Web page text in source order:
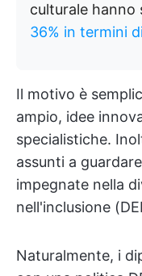
culturale hanno
36% in termini
Il motivo è
ampio, idee
specialistiche.
assunti a
impegnate nella
nell'inclusione
Naturalmente, i